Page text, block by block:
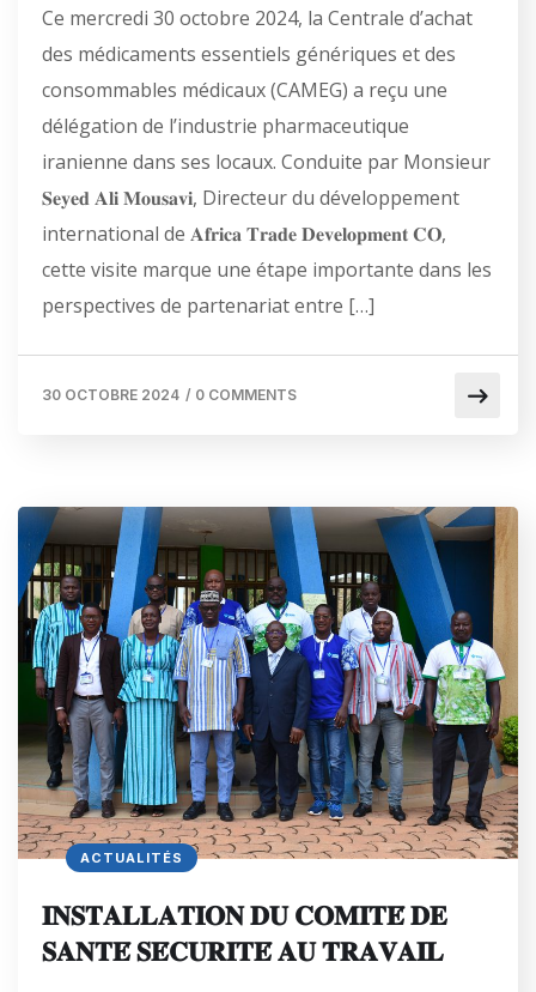
Ce mercredi 30 octobre 2024, la Centrale d’achat
des médicaments essentiels génériques et des
consommables médicaux (CAMEG) a reçu une
délégation de l’industrie pharmaceutique
iranienne dans ses locaux. Conduite par Monsieur
𝐒𝐞𝐲𝐞𝐝 𝐀𝐥𝐢 𝐌𝐨𝐮𝐬𝐚𝐯𝐢, Directeur du développement
international de 𝐀𝐟𝐫𝐢𝐜𝐚 𝐓𝐫𝐚𝐝𝐞 𝐃𝐞𝐯𝐞𝐥𝐨𝐩𝐦𝐞𝐧𝐭 𝐂𝐎,
cette visite marque une étape importante dans les
perspectives de partenariat entre […]
30 OCTOBRE 2024 / 0 COMMENTS
ACTUALITÉS
𝐈𝐍𝐒𝐓𝐀𝐋𝐋𝐀𝐓𝐈𝐎𝐍 𝐃𝐔 𝐂𝐎𝐌𝐈𝐓𝐄́ 𝐃𝐄
𝐒𝐀𝐍𝐓𝐄́ 𝐒𝐄́𝐂𝐔𝐑𝐈𝐓𝐄́ 𝐀𝐔 𝐓𝐑𝐀𝐕𝐀𝐈𝐋